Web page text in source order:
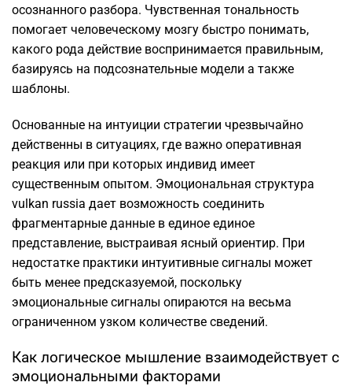
осознанного разбора. Чувственная тональность
помогает человеческому мозгу быстро понимать,
какого рода действие воспринимается правильным,
базируясь на подсознательные модели а также
шаблоны.
Основанные на интуиции стратегии чрезвычайно
действенны в ситуациях, где важно оперативная
реакция или при которых индивид имеет
существенным опытом. Эмоциональная структура
vulkan russia дает возможность соединить
фрагментарные данные в единое единое
представление, выстраивая ясный ориентир. При
недостатке практики интуитивные сигналы может
быть менее предсказуемой, поскольку
эмоциональные сигналы опираются на весьма
ограниченном узком количестве сведений.
Как логическое мышление взаимодействует с
эмоциональными факторами